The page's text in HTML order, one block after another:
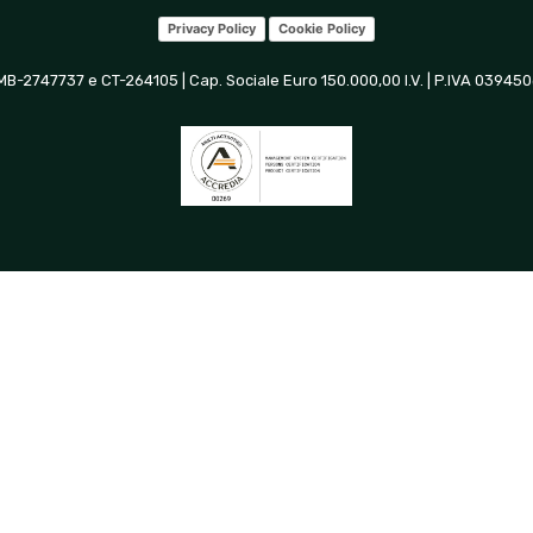
Privacy Policy Cookie Policy
2747737 e CT-264105 | Cap. Sociale Euro 150.000,00 I.V. | P.IVA